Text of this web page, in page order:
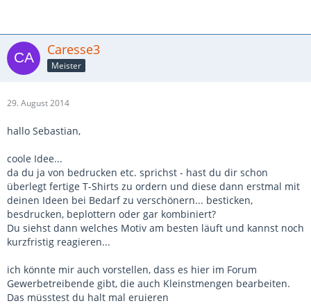
Caresse3
Meister
29. August 2014
hallo Sebastian,
coole Idee...
da du ja von bedrucken etc. sprichst - hast du dir schon
überlegt fertige T-Shirts zu ordern und diese dann erstmal mit
deinen Ideen bei Bedarf zu verschönern... besticken,
besdrucken, beplottern oder gar kombiniert?
Du siehst dann welches Motiv am besten läuft und kannst noch
kurzfristig reagieren...
ich könnte mir auch vorstellen, dass es hier im Forum
Gewerbetreibende gibt, die auch Kleinstmengen bearbeiten.
Das müsstest du halt mal eruieren